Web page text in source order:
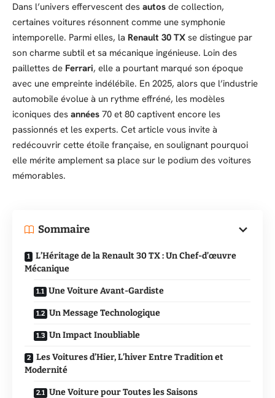
Dans l’univers effervescent des autos de collection,
certaines voitures résonnent comme une symphonie
intemporelle. Parmi elles, la Renault 30 TX se distingue par
son charme subtil et sa mécanique ingénieuse. Loin des
paillettes de Ferrari, elle a pourtant marqué son époque
avec une empreinte indélébile. En 2025, alors que l’industrie
automobile évolue à un rythme effréné, les modèles
iconiques des années 70 et 80 captivent encore les
passionnés et les experts. Cet article vous invite à
redécouvrir cette étoile française, en soulignant pourquoi
elle mérite amplement sa place sur le podium des voitures
mémorables.
Sommaire
L’Héritage de la Renault 30 TX : Un Chef-d’œuvre
Mécanique
Une Voiture Avant-Gardiste
Un Message Technologique
Un Impact Inoubliable
Les Voitures d’Hier, L’hiver Entre Tradition et
Modernité
Une Voiture pour Toutes les Saisons